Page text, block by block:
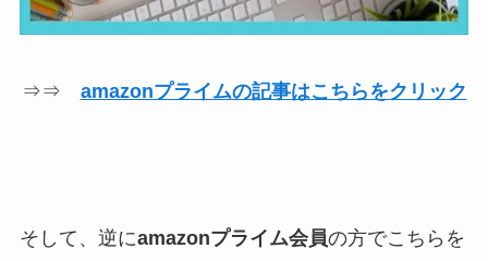
⇒⇒ amazonプライムの記事はこちらをクリック
そして、逆にamazonプライム会員の方でこちらを